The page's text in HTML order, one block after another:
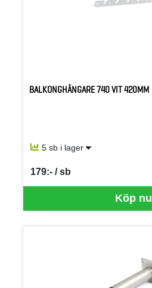
BALKONGHÄNGARE 740 VIT 420MM
5 sb i lager
Köp nu
179:- / sb
SEK per SB